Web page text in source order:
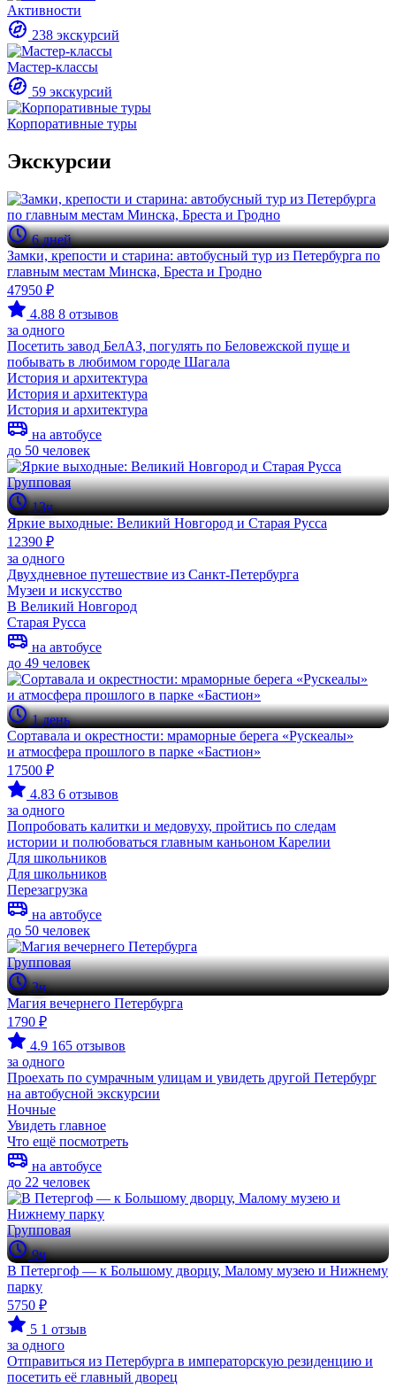
Активности
238 экскурсий
Мастер-классы
59 экскурсий
Корпоративные туры
Экскурсии
6 дней
Замки, крепости и старина: автобусный тур из Петербурга по
главным местам Минска, Бреста и Гродно
47950 ₽
4.88 8 отзывов
за одного
Посетить завод БелАЗ, погулять по Беловежской пуще и
побывать в любимом городе Шагала
История и архитектура
История и архитектура
История и архитектура
на автобусе
до 50 человек
Групповая
13ч
Яркие выходные: Великий Новгород и Старая Русса
12390 ₽
за одного
Двухдневное путешествие из Санкт-Петербурга
Музеи и искусство
В Великий Новгород
Старая Русса
на автобусе
до 49 человек
1 день
Сортавала и окрестности: мраморные берега «Рускеалы»
и атмосфера прошлого в парке «Бастион»
17500 ₽
4.83 6 отзывов
за одного
Попробовать калитки и медовуху, пройтись по следам
истории и полюбоваться главным каньоном Карелии
Для школьников
Для школьников
Перезагрузка
на автобусе
до 50 человек
Групповая
3ч
Магия вечернего Петербурга
1790 ₽
4.9 165 отзывов
за одного
Проехать по сумрачным улицам и увидеть другой Петербург
на автобусной экскурсии
Ночные
Увидеть главное
Что ещё посмотреть
на автобусе
до 22 человек
Групповая
9ч
В Петергоф — к Большому дворцу, Малому музею и Нижнему
парку
5750 ₽
5 1 отзыв
за одного
Отправиться из Петербурга в императорскую резиденцию и
посетить её главный дворец